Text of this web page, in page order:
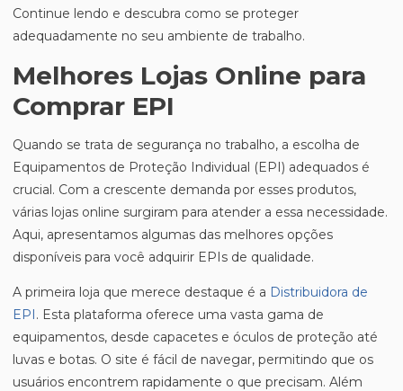
Continue lendo e descubra como se proteger
adequadamente no seu ambiente de trabalho.
Melhores Lojas Online para
Comprar EPI
Quando se trata de segurança no trabalho, a escolha de
Equipamentos de Proteção Individual (EPI) adequados é
crucial. Com a crescente demanda por esses produtos,
várias lojas online surgiram para atender a essa necessidade.
Aqui, apresentamos algumas das melhores opções
disponíveis para você adquirir EPIs de qualidade.
A primeira loja que merece destaque é a Distribuidora de
EPI. Esta plataforma oferece uma vasta gama de
equipamentos, desde capacetes e óculos de proteção até
luvas e botas. O site é fácil de navegar, permitindo que os
usuários encontrem rapidamente o que precisam. Além